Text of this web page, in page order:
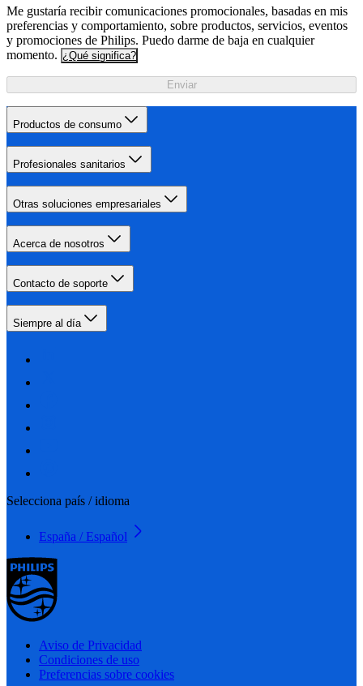
Me gustaría recibir comunicaciones promocionales, basadas en mis
preferencias y comportamiento, sobre productos, servicios, eventos
y promociones de Philips. Puedo darme de baja en cualquier
momento. ¿Qué significa?
Enviar
Productos de consumo
Profesionales sanitarios
Otras soluciones empresariales
Acerca de nosotros
Contacto de soporte
Siempre al día
Selecciona país / idioma
España / Español
Aviso de Privacidad
Condiciones de uso
Preferencias sobre cookies